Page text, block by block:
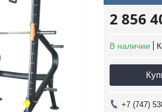
2 856
В наличии
+7 (747)